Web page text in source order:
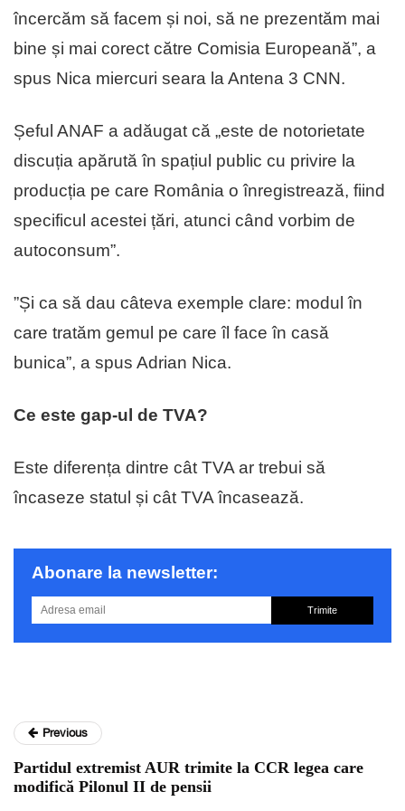
încercăm să facem și noi, să ne prezentăm mai
bine și mai corect către Comisia Europeană”, a
spus Nica miercuri seara la Antena 3 CNN.
Șeful ANAF a adăugat că „este de notorietate
discuția apărută în spațiul public cu privire la
producția pe care România o înregistrează, fiind
specificul acestei țări, atunci când vorbim de
autoconsum”.
”Și ca să dau câteva exemple clare: modul în
care tratăm gemul pe care îl face în casă
bunica”, a spus Adrian Nica.
Ce este gap-ul de TVA?
Este diferența dintre cât TVA ar trebui să
încaseze statul și cât TVA încasează.
Abonare la newsletter:
Trimite
Previous
Partidul extremist AUR trimite la CCR legea care
modifică Pilonul II de pensii